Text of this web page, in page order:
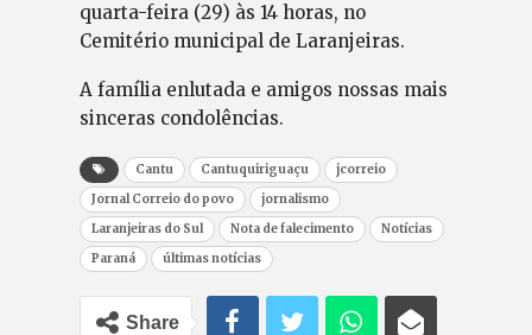
quarta-feira (29) às 14 horas, no
Cemitério municipal de Laranjeiras.
A família enlutada e amigos nossas mais
sinceras condolências.
Cantu Cantuquiriguaçu
jcorreio
Jornal Correio do povo
jornalismo
Laranjeiras do Sul
Nota de falecimento
Notícias
Paraná
últimas notícias
Share